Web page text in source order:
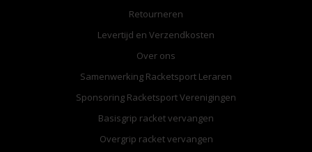
Retourneren
Levertijd en Verzendkosten
Over ons
Samenwerking Racketsport Leraren
Sponsoring Racketsport Verenigingen
Basisgrip racket vervangen
Overgrip racket vervangen